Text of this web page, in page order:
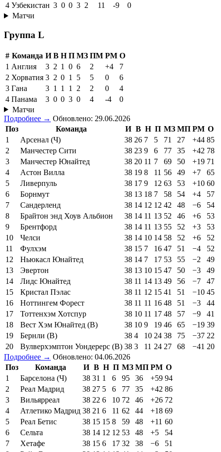
4 Узбекистан 3 0 0 3 2 11 -9
0
Матчи
Группа L
# Команда И В Н П МЗ ПМ РМ О
1 Англия 3 2 1 0 6 2 +4
7
2 Хорватия 3 2 0 1 5 5 0
6
3 Гана 3 1 1 1 2 2 0
4
4 Панама 3 0 0 3 0 4 -4
0
Матчи
Подробнее → Обновлено: 29.06.2026
Поз
Команда И В Н П МЗ МП РМ О
1
Арсенал (Ч) 38 26 7 5 71 27 +44 85
2
Манчестер Сити 38 23 9 6 77 35 +42 78
3
Манчестер Юнайтед 38 20 11 7 69 50 +19 71
4
Астон Вилла 38 19 8 11 56 49 +7
65
5
Ливерпуль 38 17 9 12 63 53 +10 60
6
Борнмут 38 13 18 7 58 54 +4
57
7
Сандерленд 38 14 12 12 42 48 −6
54
8
Брайтон энд Хоув Альбион 38 14 11 13 52 46 +6
53
9
Брентфорд 38 14 11 13 55 52 +3
53
10
Челси 38 14 10 14 58 52 +6
52
11
Фулхэм 38 15 7 16 47 51 −4
52
12
Ньюкасл Юнайтед 38 14 7 17 53 55 −2
49
13
Эвертон 38 13 10 15 47 50 −3
49
14
Лидс Юнайтед 38 11 14 13 49 56 −7
47
15
Кристал Пэлас 38 11 12 15 41 51 −10 45
16
Ноттингем Форест 38 11 11 16 48 51 −3
44
17
Тоттенхэм Хотспур 38 10 11 17 48 57 −9
41
18
Вест Хэм Юнайтед (В) 38 10 9 19 46 65 −19 39
19
Бернли (В) 38 4 10 24 38 75 −37 22
20
Вулверхэмптон Уондерерс (В) 38 3 11 24 27 68 −41 20
Подробнее → Обновлено: 04.06.2026
Поз
Команда И В Н П МЗ МП РМ О
1
Барселона (Ч) 38 31 1 6 95 36 +59 94
2
Реал Мадрид 38 27 5 6 77 35 +42 86
3
Вильярреал 38 22 6 10 72 46 +26 72
4
Атлетико Мадрид 38 21 6 11 62 44 +18 69
5
Реал Бетис 38 15 15 8 59 48 +11 60
6
Сельта 38 14 12 12 53 48 +5
54
7
Хетафе 38 15 6 17 32 38 −6
51